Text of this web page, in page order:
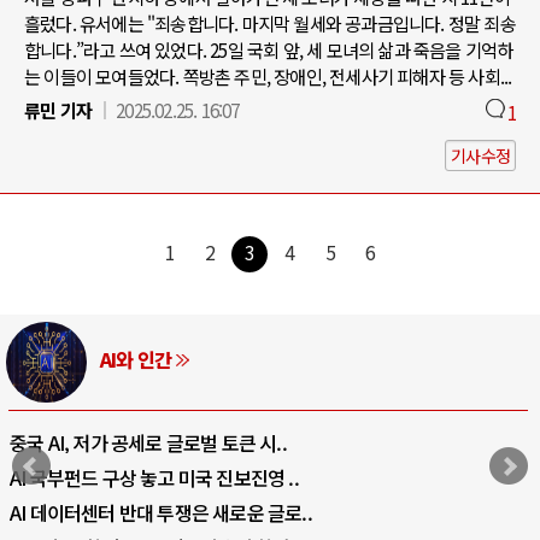
흘렀다. 유서에는 "죄송합니다. 마지막 월세와 공과금입니다. 정말 죄송
합니다.”라고 쓰여 있었다. 25일 국회 앞, 세 모녀의 삶과 죽음을 기억하
는 이들이 모여들었다. 쪽방촌 주민, 장애인, 전세사기 피해자 등 사회...
류민 기자
2025.02.25. 16:07 1
기사수정
1 2 3 4 5 6
러시아-우크라이나 전쟁
전쟁의 추상화: 우크라이나, 대리전의 역..
EU·우크라이나 드론 협력 직후, 러시아..
나토, 우크라 군사지원 2027년까지 공..